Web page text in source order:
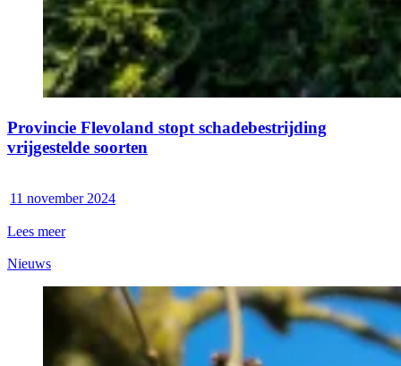
Provincie Flevoland stopt schadebestrijding
vrijgestelde soorten
11 november 2024
Lees meer
Nieuws